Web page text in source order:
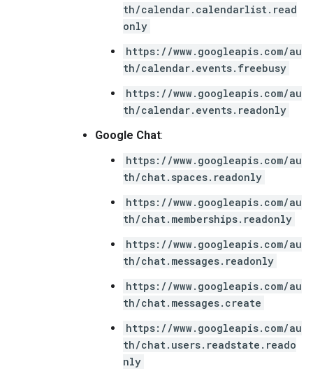
th/calendar.calendarlist.read
only
https://www.googleapis.com/au
th/calendar.events.freebusy
https://www.googleapis.com/au
th/calendar.events.readonly
Google Chat:
https://www.googleapis.com/au
th/chat.spaces.readonly
https://www.googleapis.com/au
th/chat.memberships.readonly
https://www.googleapis.com/au
th/chat.messages.readonly
https://www.googleapis.com/au
th/chat.messages.create
https://www.googleapis.com/au
th/chat.users.readstate.reado
nly